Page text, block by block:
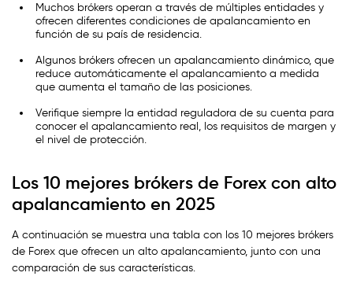
Muchos brókers operan a través de múltiples entidades y
ofrecen diferentes condiciones de apalancamiento en
función de su país de residencia.
Algunos brókers ofrecen un apalancamiento dinámico, que
reduce automáticamente el apalancamiento a medida
que aumenta el tamaño de las posiciones.
Verifique siempre la entidad reguladora de su cuenta para
conocer el apalancamiento real, los requisitos de margen y
el nivel de protección.
Los 10 mejores brókers de Forex con alto
apalancamiento en 2025
A continuación se muestra una tabla con los 10 mejores brókers
de Forex que ofrecen un alto apalancamiento, junto con una
comparación de sus características.